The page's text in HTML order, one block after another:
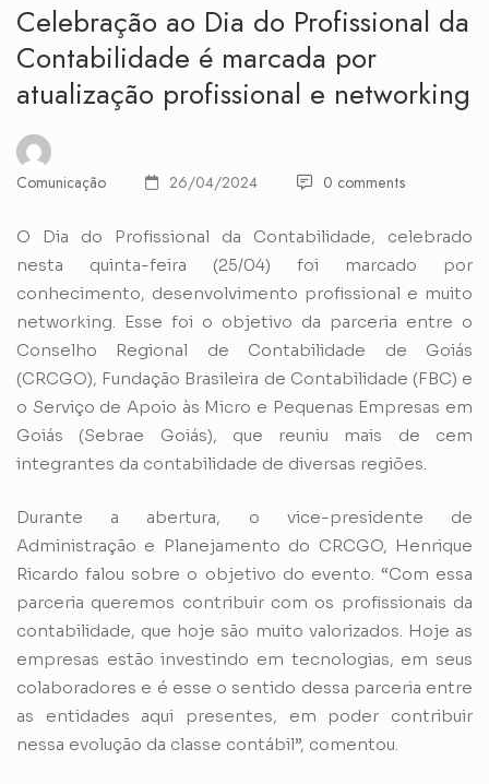
Celebração ao Dia do Profissional da
Contabilidade é marcada por
atualização profissional e networking
Comunicação 26/04/2024 0 comments
O Dia do Profissional da Contabilidade, celebrado
nesta quinta-feira (25/04) foi marcado por
conhecimento, desenvolvimento profissional e muito
networking. Esse foi o objetivo da parceria entre o
Conselho Regional de Contabilidade de Goiás
(CRCGO), Fundação Brasileira de Contabilidade (FBC) e
o Serviço de Apoio às Micro e Pequenas Empresas em
Goiás (Sebrae Goiás), que reuniu mais de cem
integrantes da contabilidade de diversas regiões.
Durante a abertura, o vice-presidente de
Administração e Planejamento do CRCGO, Henrique
Ricardo falou sobre o objetivo do evento. “Com essa
parceria queremos contribuir com os profissionais da
contabilidade, que hoje são muito valorizados. Hoje as
empresas estão investindo em tecnologias, em seus
colaboradores e é esse o sentido dessa parceria entre
as entidades aqui presentes, em poder contribuir
nessa evolução da classe contábil”, comentou.